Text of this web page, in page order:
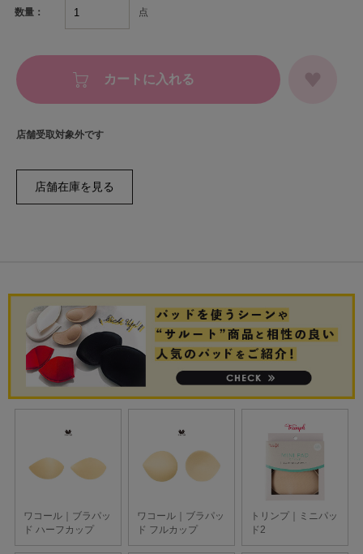
数量： 点
カートに入れる
店舗受取対象外です